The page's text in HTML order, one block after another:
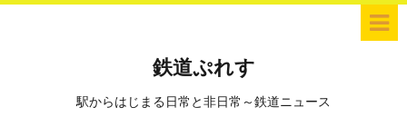
鉄道ぷれす
駅からはじまる日常と非日常～鉄道ニュース